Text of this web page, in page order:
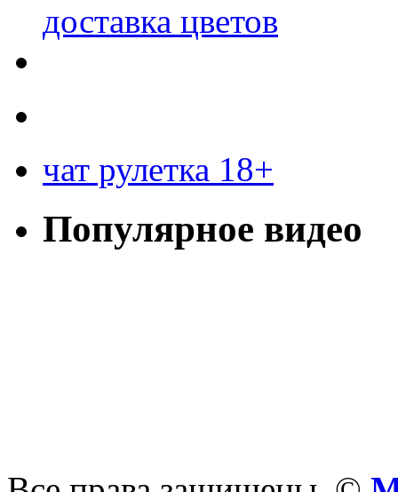
доставка цветов
чат рулетка 18+
Популярное видео